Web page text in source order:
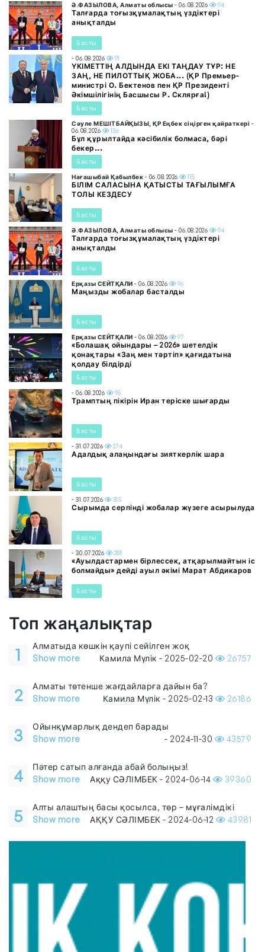
Ә.ФАЗЫЛОВА, Алматы облысы - 06.08.2026 94
Талғарда тоғызқұмалақтың үздіктері
анықталды
Басты
- 06.08.2026 91
ҮКІМЕТТІҢ АЛДЫНДА ЕКІ ТАҢДАУ ТҰР: НЕ
ЗАҢ, НЕ ПИЛОТТЫҚ ЖОБА... (ҚР Премьер-
министрі О. Бектенов пен ҚР Президенті
Әкімшілігінің Басшысы Р. Склярға!)
Басты
Сәуле МЕШІТБАЙҚЫЗЫ, ҚР Еңбек сіңірген қайраткері -
06.08.2026
136
Бұл құрылтайда кәсібилік болмаса, бәрі
бекер...
Басты
Нағашыбай Қабылбек - 06.08.2026 115
БІЛІМ САЛАСЫНА ҚАТЫСТЫ ТАҒЫЛЫМҒА
ТОЛЫ КЕЗДЕСУ
Басты
Ә.ФАЗЫЛОВА, Алматы облысы - 06.08.2026 94
Талғарда тоғызқұмалақтың үздіктері
анықталды
Басты
Ерқазы СЕЙТҚАЛИ - 06.08.2026 96
Маңызды жобалар басталды
Басты
Ерқазы СЕЙТҚАЛИ - 06.08.2026 97
«Болашақ ойындары – 2026» шетелдік
қонақтары «Заң мен тәртіп» қағидатына
қолдау білдірді
Басты
- 06.08.2026 95
Трамптың пікірін Иран теріске шығарды
Басты
- 31.07.2026 274
Адалдық алаңындағы зияткерлік шара
Басты
- 31.07.2026 315
Сырымда серпінді жобалар жүзеге асырылуда
Басты
- 30.07.2026 281
«Ауылдастармен бірлессек, атқарылмайтын іс
болмайды» дейді ауыл әкімі Марат Абдикаров
Басты
Топ жаңалықтар
1
Алматыда көшкін қаупі сейілген жоқ
Show more
Камила Мүлік - 2025-02-20 26757
2
Алматы төтенше жағдайларға дайын ба?
Show more
Камила Мүлік - 2025-02-13 26186
3
Ойынқұмарлық дендеп барады
Show more
- 2024-11-30 43579
4
Пәтер сатып алғанда абай болыңыз!
Show more
Аққу СӘЛІМБЕК - 2024-06-14 39360
5
Алты алаштың басы қосылса, төр – мұғалімдікі
Show more
АҚҚУ СӘЛІМБЕК - 2024-06-12 43981